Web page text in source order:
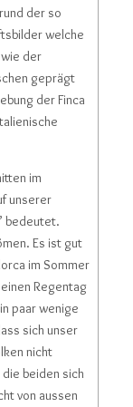
der so
welche
der
geprägt
der Finca
im
unserer
bedeutet.
Es ist gut
im Sommer
Regentag
paar wenige
sich unser
nicht
beiden sich
von aussen